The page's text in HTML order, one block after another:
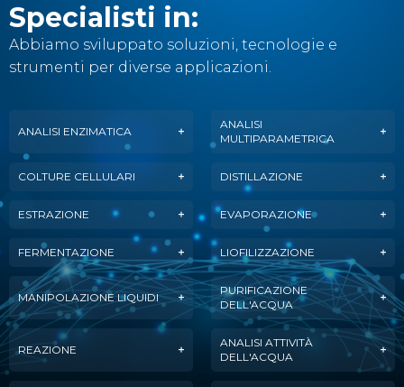
Specialisti in:
Abbiamo sviluppato soluzioni, tecnologie e
strumenti per diverse applicazioni.
ANALISI ENZIMATICA
ANALISI
MULTIPARAMETRICA
COLTURE CELLULARI DISTILLAZIONE
ESTRAZIONE EVAPORAZIONE
FERMENTAZIONE LIOFILIZZAZIONE
MANIPOLAZIONE LIQUIDI
PURIFICAZIONE
DELL'ACQUA
REAZIONE
ANALISI ATTIVITÀ
DELL'ACQUA